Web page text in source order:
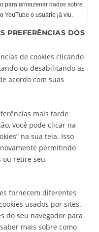
para armazenar dados sobre
YouTube o usuário já viu.
PREFERÊNCIAS DOS
de cookies clicando
ou desabilitando as
acordo com suas
mais tarde
você pode clicar na
na sua tela. Isso
permitindo
ou retire seu
fornecem diferentes
usados por sites.
do seu navegador para
mais sobre como